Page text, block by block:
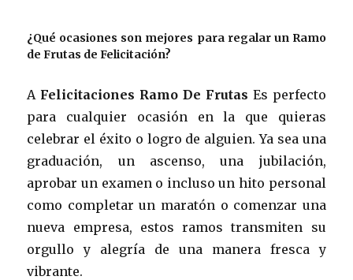
¿Qué ocasiones son mejores para regalar un Ramo
de Frutas de Felicitación?
A Felicitaciones Ramo De Frutas Es perfecto
para cualquier ocasión en la que quieras
celebrar el éxito o logro de alguien. Ya sea una
graduación, un ascenso, una jubilación,
aprobar un examen o incluso un hito personal
como completar un maratón o comenzar una
nueva empresa, estos ramos transmiten su
orgullo y alegría de una manera fresca y
vibrante.